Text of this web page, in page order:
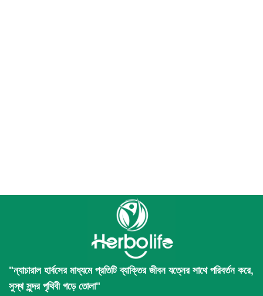
"ন্যাচারাল হার্বসের মাধ্যমে প্রতিটি ব্যাক্তির জীবন যত্নের সাথে পরিবর্তন করে,
সুস্থ সুন্দর পৃথিবী গড়ে তোলা"